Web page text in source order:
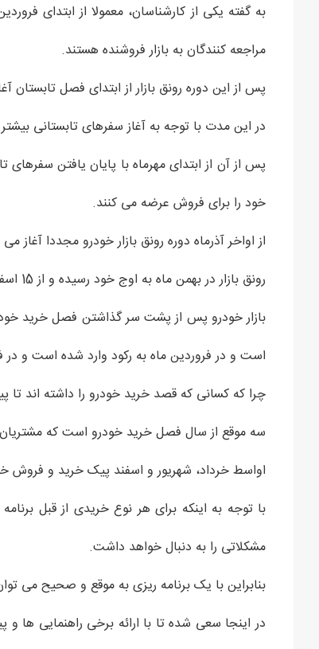
به گفته یکی از کارشناسان، معمولا از ابتدای
مراجعه کنندگان به بازار فروشنده هستند.
پس از این دوره رونق بازار از ابتدای فصل تابستان
در این مدت با توجه به آغاز سفرهای تابستانی
پس از آن از ابتدای مهرماه با پایان یافتن
خود را برای فروش عرضه می کنند.
از اواخر آذرماه دوره رونق بازار خودرو مجددا آغاز
رونق بازار در بهمن ماه به اوج خود رسیده و از 15 اسفند تا تعطیلات نوروزی دوره طلایی فروش خودرو است.
بازار خودرو پس از پشت سر گذاشتن فصل خرید خود
است و در فروردین ماه به رکود وارد شده است و
چرا که کسانی که قصد خرید خودرو را داشته اند تا
سه موقع از سال فصل خرید خودرو است که مشتریان
اواسط خرداد، شهریور و اسفند پیک خرید و فروش
با توجه به اینکه برای هر نوع خریدی از قبل
مشکلاتی را به دنبال خواهد داشت.
بنابراین با یک برنامه ریزی به موقع و صحیح می
در اینجا سعی شده تا با ارائه برخی راهنمایی ها و